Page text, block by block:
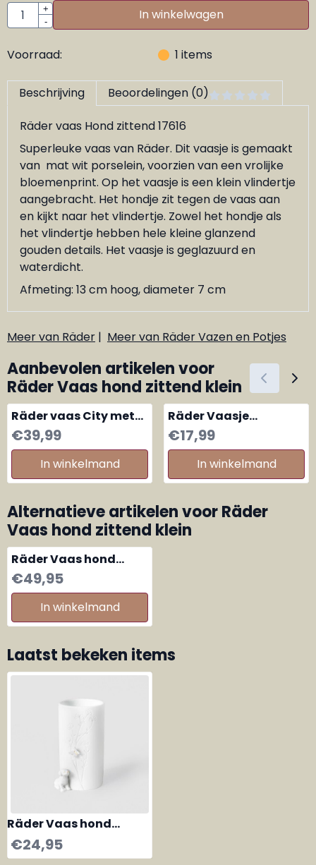
Aantal
+
-
In winkelwagen
Voorraad: 1 items
Beschrijving Beoordelingen (0)
Räder vaas Hond zittend 17616
Superleuke vaas van Räder. Dit vaasje is gemaakt
van mat wit porselein, voorzien van een vrolijke
bloemenprint. Op het vaasje is een klein vlindertje
aangebracht. Het hondje zit tegen de vaas aan
en kijkt naar het vlindertje. Zowel het hondje als
het vlindertje hebben hele kleine glanzend
gouden details. Het vaasje is geglazuurd en
waterdicht.
Afmeting: 13 cm hoog, diameter 7 cm
Meer van Räder | Meer van Räder Vazen en Potjes
Aanbevolen artikelen voor
Räder Vaas hond zittend klein
Räder vaas City met
huisjes
Prijs: 39,99
€39,99
In winkelmand
Räder Vaasje
Bloemenweide
Prijs: 17,99
€17,99
In winkelmand
Alternatieve artikelen voorRäder
Vaas hond zittend klein
Räder Vaas hond
staand groot
Prijs: 49,95
€49,95
In winkelmand
Laatst bekeken items
Räder Vaas hond
zittend klein
€24,95